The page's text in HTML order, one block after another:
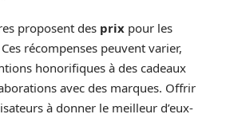
proposent des prix pour les
récompenses peuvent varier,
honorifiques à des cadeaux
avec des marques. Offrir
à donner le meilleur d’eux-